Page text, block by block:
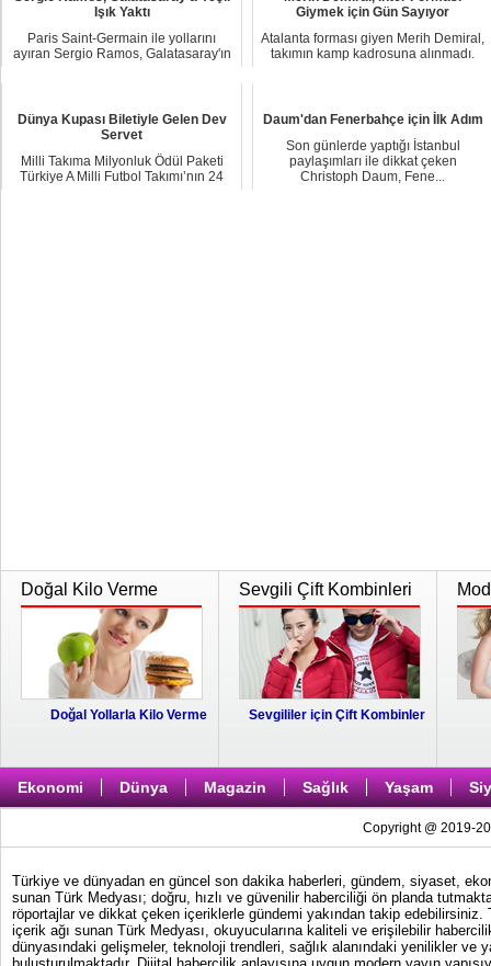
Işık Yaktı
Paris Saint-Germain ile yollarını
ayıran Sergio Ramos, Galatasaray'ın
Giymek için Gün Sayıyor
Atalanta forması giyen Merih Demiral,
takımın kamp kadrosuna alınmadı.
Dünya Kupası Biletiyle Gelen Dev
Servet
Milli Takıma Milyonluk Ödül Paketi
Türkiye A Milli Futbol Takımı’nın 24
Daum'dan Fenerbahçe için İlk Adım
Son günlerde yaptığı İstanbul
paylaşımları ile dikkat çeken
Christoph Daum, Fene...
Doğal Kilo Verme
Doğal Yollarla Kilo Verme
Sevgili Çift Kombinleri
Sevgililer için Çift Kombinler
Ekonomi Dünya Magazin Sağlık Yaşam
Copyright @ 2019-
Türkiye ve dünyadan en güncel son dakika haberleri, gündem, siyaset,
sunan Türk Medyası; doğru, hızlı ve güvenilir haberciliği ön planda
röportajlar ve dikkat çeken içeriklerle gündemi yakından takip
içerik ağı sunan Türk Medyası, okuyucularına kaliteli ve erişilebilir
dünyasındaki gelişmeler, teknoloji trendleri, sağlık alanındaki yenilikler